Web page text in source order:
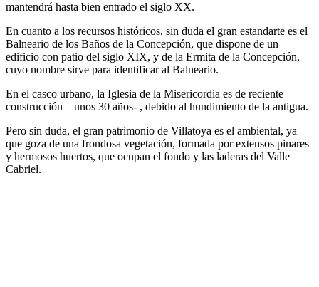
mantendrá hasta bien entrado el siglo XX.
En cuanto a los recursos históricos, sin duda el gran estandarte es el
Balneario de los Baños de la Concepción, que dispone de un
edificio con patio del siglo XIX, y de la Ermita de la Concepción,
cuyo nombre sirve para identificar al Balneario.
En el casco urbano, la Iglesia de la Misericordia es de reciente
construcción – unos 30 años- , debido al hundimiento de la antigua.
Pero sin duda, el gran patrimonio de Villatoya es el ambiental, ya
que goza de una frondosa vegetación, formada por extensos pinares
y hermosos huertos, que ocupan el fondo y las laderas del Valle
Cabriel.